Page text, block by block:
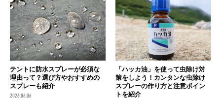
テントに防水スプレーが必須な
理由って？選び方やおすすめの
スプレーも紹介
2026.06.06
「ハッカ油」を使って虫除け対
策をしよう！カンタンな虫除け
スプレーの作り方と注意ポイン
トを紹介